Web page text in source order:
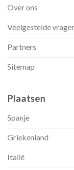
Over ons
Veelgestelde
Partners
Sitemap
Plaatsen
Spanje
Griekenland
Italië